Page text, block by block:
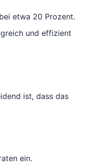
etwa 20 Prozent.
und effizient
ist, dass das
ein.